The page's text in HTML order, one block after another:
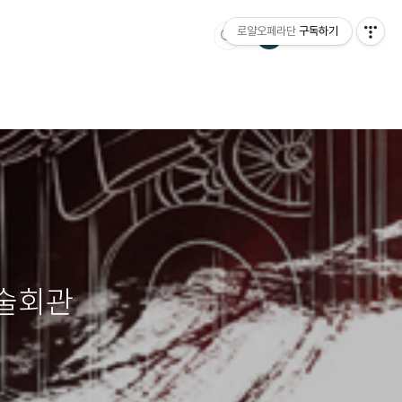
회관
로얄오페라단 구독하기